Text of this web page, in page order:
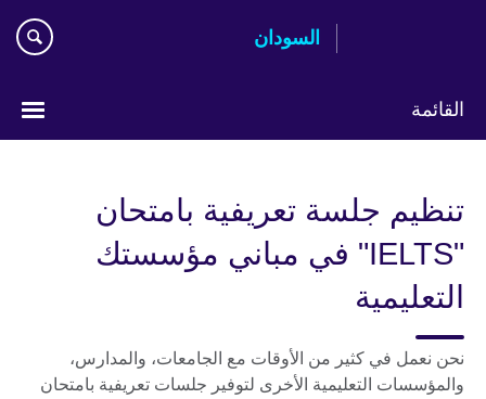
السودان
القائمة
تنظيم جلسة تعريفية بامتحان
"IELTS" في مباني مؤسستك
التعليمية
نحن نعمل في كثير من الأوقات مع الجامعات، والمدارس،
والمؤسسات التعليمية الأخرى لتوفير جلسات تعريفية بامتحان